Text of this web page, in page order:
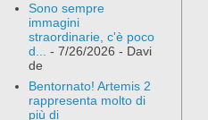
Sono sempre
immagini
straordinarie, c'è poco
d... - 7/26/2026 - Davi
de
Bentornato! Artemis 2
rappresenta molto di
più di